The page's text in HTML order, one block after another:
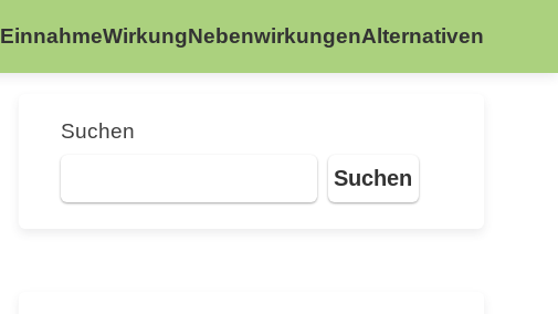
EinnahmeWirkungNebenwirkungenAlternativen
Suchen
Suchen